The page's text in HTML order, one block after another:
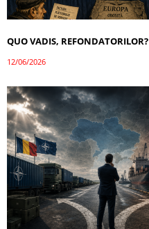
QUO VADIS, REFONDATORILOR?
12/06/2026